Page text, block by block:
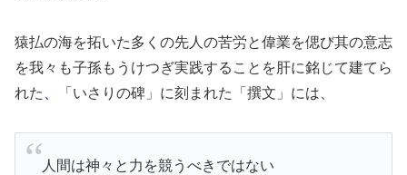
猿払の海を拓いた多くの先人の苦労と偉業を偲び其の意志
を我々も子孫もうけつぎ実践することを肝に銘じて建てら
れた
「いさりの碑」に刻まれた「撰文」には、
人間は神々と力を競うべきではない